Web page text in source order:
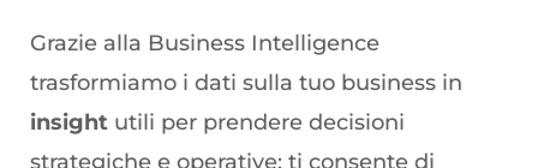
Grazie alla Business Intelligence
trasformiamo i dati sulla tuo business in
insight utili per prendere decisioni
strategiche e operative: ti consente di